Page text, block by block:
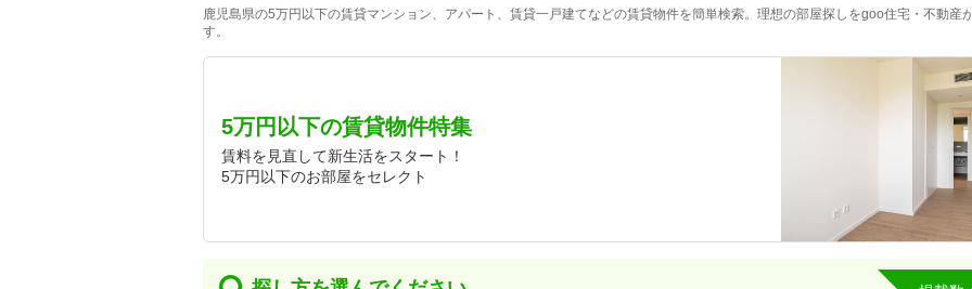
鹿児島県の5万円以下の賃貸マンション、アパート、賃貸一戸建てなどの賃貸物件を簡単検索。理想の部屋探しをgoo住宅・不動産
す。
5万円以下の賃貸物件特集
賃料を見直して新生活をスタート！
5万円以下のお部屋をセレクト